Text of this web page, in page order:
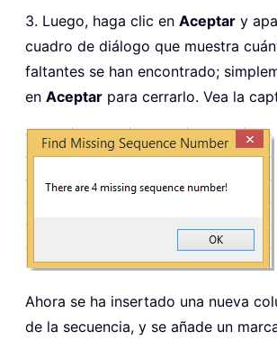
3. Luego, haga clic en Aceptar y
cuadro de diálogo que muestra
faltantes se han encontrado;
en Aceptar para cerrarlo. Vea la
Ahora se ha insertado una nueva
de la secuencia, y se añade un